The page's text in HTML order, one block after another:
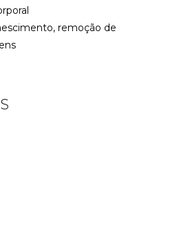
remoção de